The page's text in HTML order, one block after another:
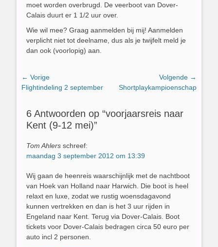
moet worden overbrugd. De veerboot van Dover-
Calais duurt er 1 1/2 uur over.
Wie wil mee? Graag aanmelden bij mij! Aanmelden
verplicht niet tot deelname, dus als je twijfelt meld je
dan ook (voorlopig) aan.
Bericht
navigatie
← Vorige
Vorig
Flightindeling 2 september
Volgende →
Volgend
Shortplaykampioenschap
6 Antwoorden op “voorjaarsreis naar
Kent (9-12 mei)”
Tom Ahlers schreef:
maandag 3 september 2012 om 13:39
Wij gaan de heenreis waarschijnlijk met de nachtboot
van Hoek van Holland naar Harwich. Die boot is heel
relaxt en luxe, zodat we rustig woensdagavond
kunnen vertrekken en dan is het 3 uur rijden in
Engeland naar Kent. Terug via Dover-Calais. Boot
tickets voor Dover-Calais bedragen circa 50 euro per
auto incl 2 personen.